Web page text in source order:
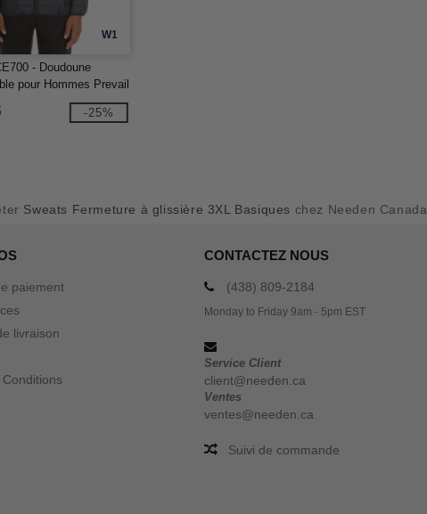
W1
- Doudoune
pour Hommes Prevail
-25%
Sweats Fermeture à glissière 3XL Basiques chez Needen Canada
paiement
livraison
CONTACTEZ NOUS
(438) 809-2184
Monday to Friday 9am - 5pm EST
Service Client
client@needen.ca
Ventes
ventes@needen.ca
Suivi de commande